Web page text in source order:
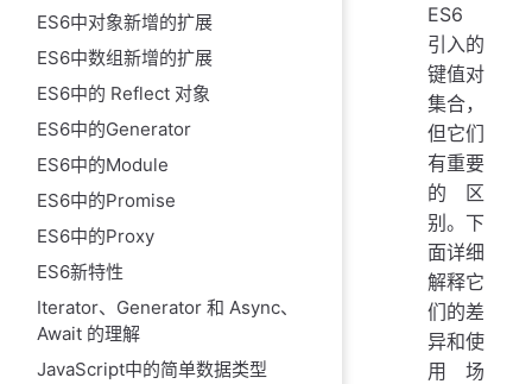
ES6中对象新增的扩展
ES6中数组新增的扩展
ES6中的 Reflect 对象
ES6中的Generator
ES6中的Module
ES6中的Promise
ES6中的Proxy
ES6新特性
Iterator、Generator 和 Async、
Await 的理解
JavaScript中的简单数据类型
ES6
引入的
键值对
集合，
但它们
有重要
的区
别。下
面详细
解释它
们的差
异和使
用场